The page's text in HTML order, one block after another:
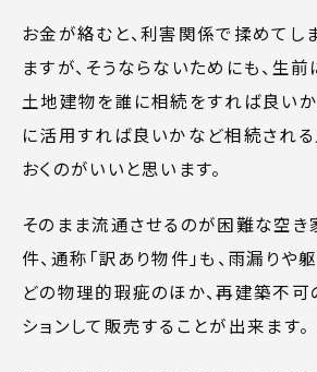
お金が絡むと、利害関係で揉めてし
ますが、そうならないためにも、生
土地建物を誰に相続をすれば良いか
に活用すれば良いかなど相続され
おくのがいいと思います。
そのまま流通させるのが困難な空
件、通称「訳あり物件」も、雨漏りや
どの物理的瑕疵のほか、再建築不可
ションして販売することが出来ます。